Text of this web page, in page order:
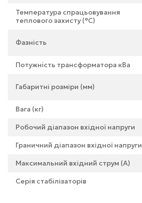
Температура спрацьовування
теплового захисту (°С)
Фазність
Потужність трансформатора кВа
Габаритні розміри (мм)
Вага (кг)
Робочий діапазон вхідної напруги
Граничний діапазон вхідної напруги
Максимальний вхідний струм (А)
Серія стабілізаторів